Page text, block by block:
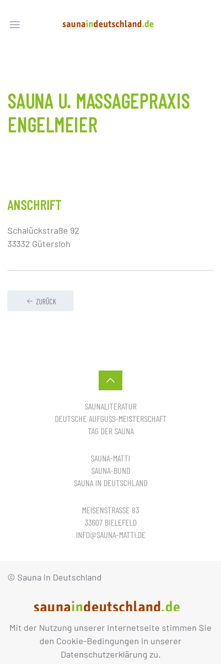
Mit der Nutzung unserer Internetseite stimmen Sie
den Cookie-Bedingungen in unserer
Datenschutzerklärung zu.
SAUNA U. MASSAGEPRAXIS
ENGELMEIER
ANSCHRIFT
Schalückstraße 92
33332 Gütersloh
ZURÜCK
SAUNALITERATUR
DEUTSCHE AUFGUSS-MEISTERSCHAFT
TAG DER SAUNA
SAUNA-MATTI
SAUNA-BUND
SAUNA IN DEUTSCHLAND
MEISENSTRASSE 83
33607 BIELEFELD
INFO@SAUNA-MATTI.DE
© Sauna in Deutschland
IMPRESSUM DATENSCHUTZ